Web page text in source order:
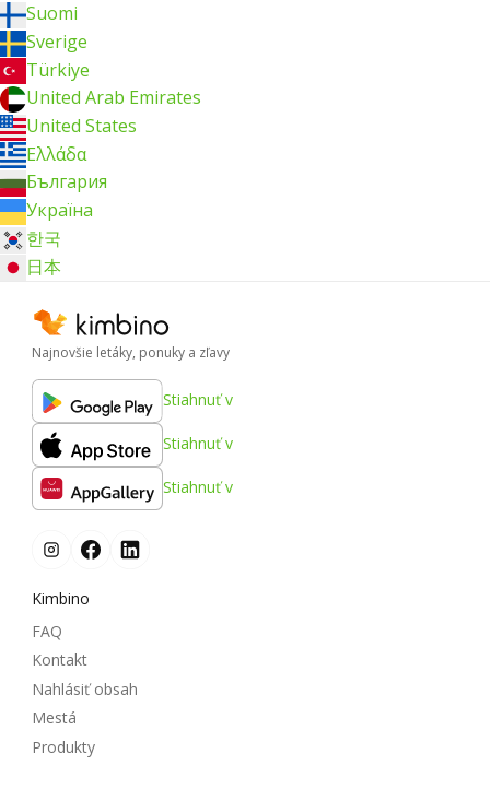
Suomi
Sverige
Türkiye
United Arab Emirates
United States
Ελλάδα
България
Україна
한국
日本
Najnovšie letáky, ponuky a zľavy
Stiahnuť v
Stiahnuť v
Stiahnuť v
Kimbino
FAQ
Kontakt
Nahlásiť obsah
Mestá
Produkty